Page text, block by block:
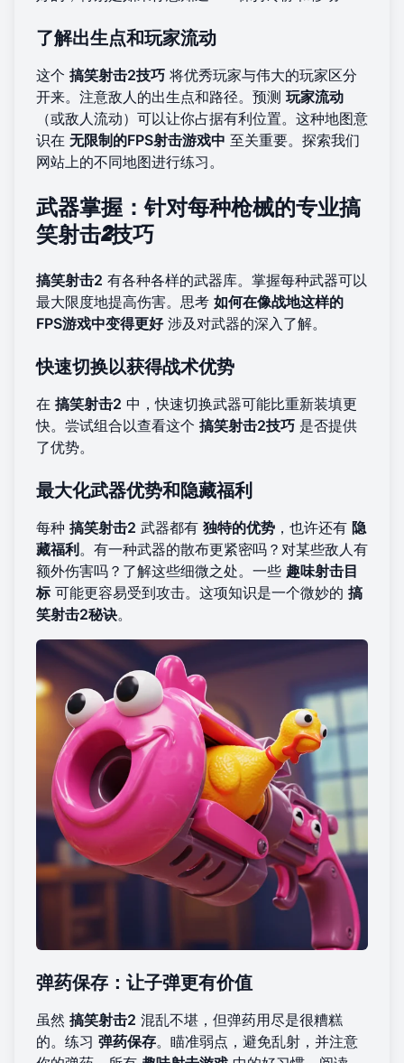
了解出生点和玩家流动
这个 搞笑射击2技巧 将优秀玩家与伟大的玩家区分
开来。注意敌人的出生点和路径。预测 玩家流动
（或敌人流动）可以让你占据有利位置。这种地图意
识在 无限制的FPS射击游戏中 至关重要。探索我们
网站 上的不同地图进行练习。
武器掌握：针对每种枪械的专业搞
笑射击2技巧
搞笑射击2 有各种各样的武器库。掌握每种武器可以
最大限度地提高伤害。思考 如何在像战地这样的
FPS游戏中变得更好涉及对武器的深入了解。
快速切换以获得战术优势
在 搞笑射击2 中，快速切换武器可能比重新装填更
快。尝试组合以查看这个 搞笑射击2技巧 是否提供
了优势。
最大化武器优势和隐藏福利
每种 搞笑射击2 武器都有 独特的优势 ，也许还有 隐
藏福利。有一种武器的散布更紧密吗？对某些敌人有
额外伤害吗？了解这些细微之处。一些 趣味射击目
标可能更容易受到攻击。这项知识是一个微妙的 搞
笑射击2秘诀。
弹药保存：让子弹更有价值
虽然 搞笑射击2 混乱不堪，但弹药用尽是很糟糕
的。练习 弹药保存。瞄准弱点，避免乱射，并注意